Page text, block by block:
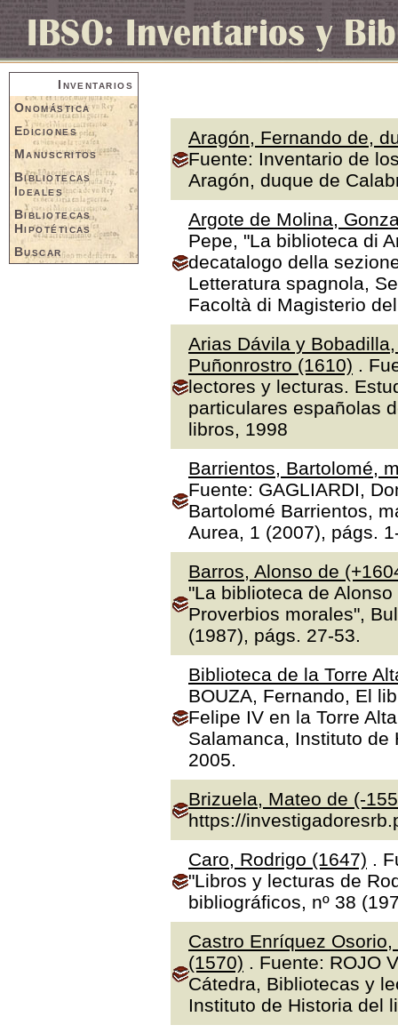
Inventarios
Onomástica
Ediciones
Manuscritos
Bibliotecas
Ideales
Bibliotecas
Hipotéticas
Buscar
Aragón, Fernando de,
Fuente: Inventario de
Aragón, duque de
Argote de Molina,
Pepe, "La biblioteca di
decatalogo della
Letteratura spagnola,
Facoltà di Magisterio
Arias Dávila y
Puñonrostro (1610) .
lectores y lecturas.
particulares españolas
libros, 1998
Barrientos, Bartolomé,
Fuente: GAGLIARDI,
Bartolomé Barrientos,
Aurea, 1 (2007), págs.
Barros, Alonso de
"La biblioteca de
Proverbios morales",
(1987), págs. 27-53.
Biblioteca de la Torre
BOUZA, Fernando, El
Felipe IV en la Torre
Salamanca, Instituto de
2005.
Brizuela, Mateo de (-
https://
Caro, Rodrigo (1647) .
"Libros y lecturas de
bibliográficos, nº 38
Castro Enríquez
(1570) . Fuente: ROJO
Cátedra, Bibliotecas y
Instituto de Historia del